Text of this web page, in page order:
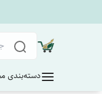
دسته‌بندی